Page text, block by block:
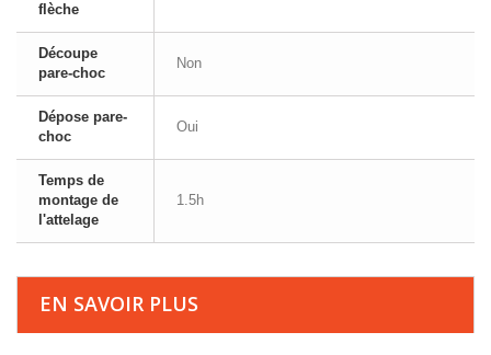
flèche
Découpe
pare-choc
Non
Dépose pare-
choc
Oui
Temps de
montage de
l'attelage
1.5h
EN SAVOIR PLUS